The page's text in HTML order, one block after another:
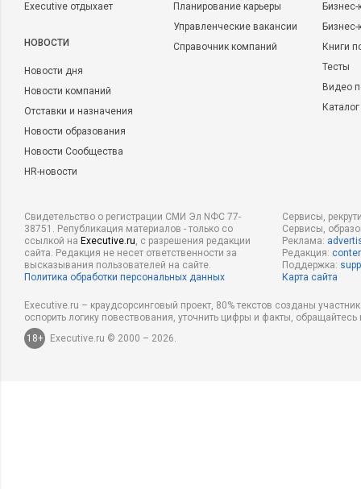
Executive отдыхает
НОВОСТИ
Новости дня
Новости компаний
Отставки и назначения
Новости образования
Новости Сообщества
HR-новости
Планирование карьеры
Управленческие вакансии
Справочник компаний
Бизнес-
Книги
Тесты
Видео
Свидетельство о регистрации СМИ Эл NФС 77-
38751. Републикация материалов - только со
ссылкой на Executive.ru, с разрешения редакции
сайта. Редакция не несет ответственности за
высказывания пользователей на сайте.
Политика обработки персональных данных
Сервисы,
Сервисы,
Реклама:
Редакция:
Поддержка:
Карта сайта
Executive.ru – краудсорсинговый проект, 80% текстов созданы
оспорить логику повествования, уточнить цифры и факты,
18+
Executive.ru © 2000 – 2026.